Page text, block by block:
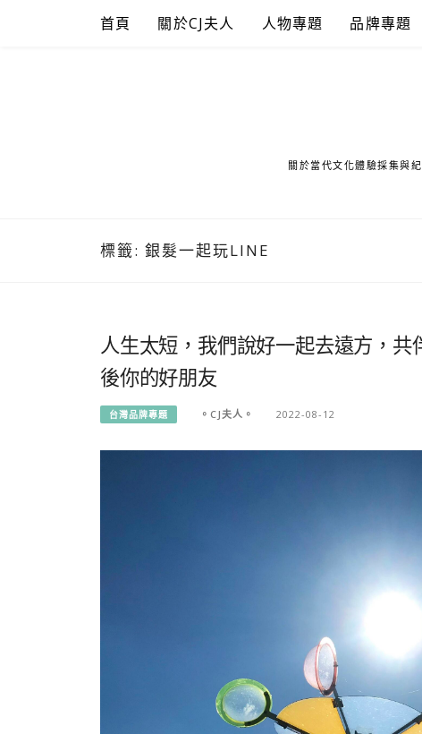
首頁 關於CJ夫人 人物專題 品牌專題
關於當代文化體驗採集與
標籤: 銀髮一起玩LINE
人生太短，我們說好一起去遠方，共
後你的好朋友
台灣品牌專題 。CJ夫人。 2022-08-12